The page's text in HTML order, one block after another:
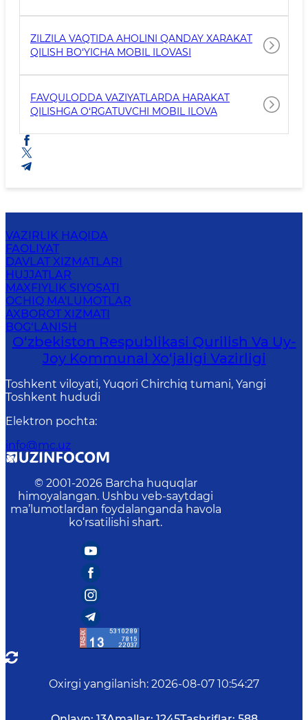
ZILZILA VAQTIDA AHOLINI QANDAY XARAKAT
QILISH BO‘YICHA MOBIL ILOVASI
FAVQULODDA VAZIYATLARDA HARAKAT
QILISHGA O‘RGATUVCHI MOBIL ILOVA
VAZIRLIK HAQIDA
FAOLIYAT
DAVLAT XIZMATLARI
HUJJATLAR
MAXFIYLIK SIYOSATI
OCHIQ MA'LUMOTLAR
AXBOROT XIZMATI
BOG‘LANISH
O‘zbekiston Respublikasi Qurilish Va Uy-
Joy Kommunal Xo‘jaligi Vazirligi
Toshkent viloyati, Yuqori Chirchiq tumani, Yangi
Toshkent hududi
Elektron pochta:
info@mc.uz
© 2001-2026 Barcha huquqlar
himoyalangan. Ushbu veb-saytdagi
ma’lumotlardan foydalanganda havola
ko‘rsatilishi shart.
Oxirgi yangilanish: 2026-08-07 10:54:27